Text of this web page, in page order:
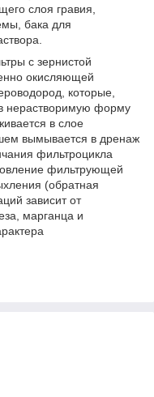
слоя гравия,
бака для
с зернистой
окисляющей
которые,
в нерастворимую форму
в слое
вымывается в дренаж
фильтроцикла
фильтрующей
(обратная
зависит от
марганца и